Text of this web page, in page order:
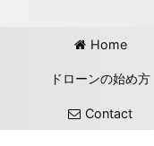
Home
ドローンの始め方
Contact